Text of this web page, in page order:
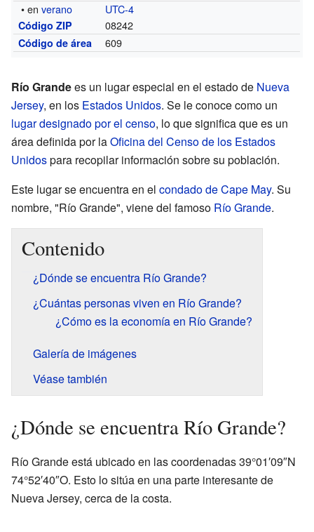
• enverano UTC-4
Código ZIP 08242
Código de área 609
Río Grandees un lugar especial en el estado de Nueva
Jersey, en los Estados Unidos. Se le conoce como un
lugar designado por el censo, lo que significa que es un
área definida por laOficina del Censo de los Estados
Unidospara recopilar información sobre su población.
Este lugar se encuentra en el condado de Cape May. Su
nombre, "Río Grande", viene del famoso Río Grande.
Contenido
¿Dónde se encuentra Río Grande?
¿Cuántas personas viven en Río Grande?
¿Cómo es la economía en Río Grande?
Galería de imágenes
Véase también
¿Dónde se encuentra Río Grande?
Río Grande está ubicado en las coordenadas 39°01′09″N
74°52′40″O. Esto lo sitúa en una parte interesante de
Nueva Jersey, cerca de la costa.